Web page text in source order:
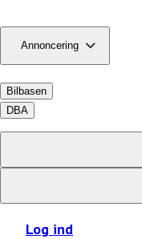
Annoncering
Bilbasen
DBA
Log ind